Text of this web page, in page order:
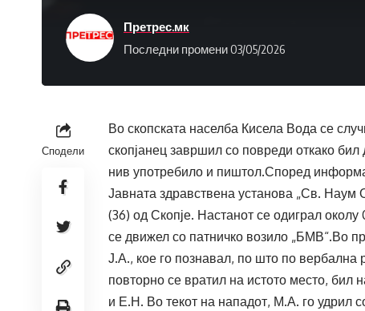
Последни промени 03/05/2026
Претрес.мк
Сподели
Во скопската населба Кисела Вода се
скопјанец завршил со повреди откако
нив употребило и пиштол.Според
Јавната здравствена установа „Св.
(36) од Скопје. Настанот се одиграл
се движел со патничко возило „БМВ“.Во
Ј.А., кое го познавал, по што по вербална
повторно се вратил на истото место,
и Е.Н. Во текот на нападот, М.А. го удрил